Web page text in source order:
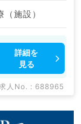
施設）
詳細を
見る
人No. : 688965